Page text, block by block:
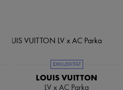
EXKLUSIVITÄT
LOUIS VUITTON
LV x AC Parka